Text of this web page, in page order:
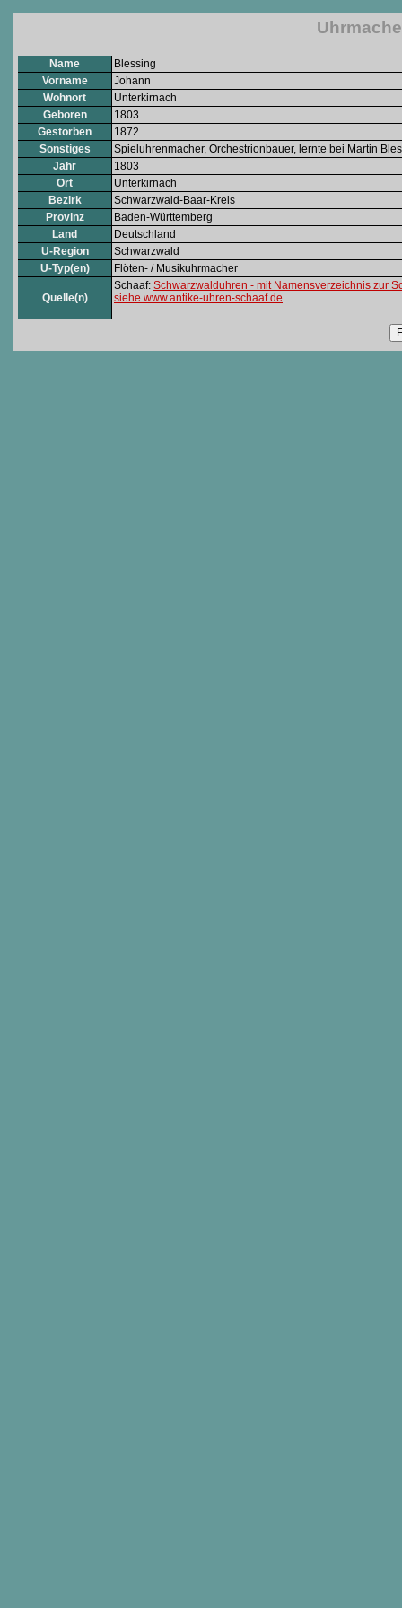
Name
Blessing
Vorname
Johann
Wohnort
Unterkirnach
Geboren
1803
Gestorben
1872
Sonstiges
Spieluhrenmacher, Orchestrionbauer, lernte bei Martin
Jahr
1803
Ort
Unterkirnach
Bezirk
Schwarzwald-Baar-Kreis
Provinz
Baden-Württemberg
Land
Deutschland
U-Region
Schwarzwald
U-Typ(en)
Flöten- / Musikuhrmacher
Quelle(n)
Schaaf: Schwarzwalduhren - mit Namensverzeichnis zur
siehe www.antike-uhren-schaaf.de